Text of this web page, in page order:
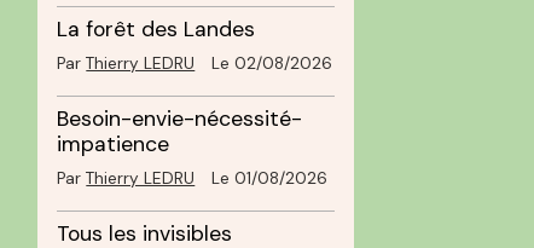
La forêt des Landes
ParThierry LEDRU Le 02/08/2026
Besoin-envie-nécessité-
impatience
ParThierry LEDRU Le 01/08/2026
Tous les invisibles